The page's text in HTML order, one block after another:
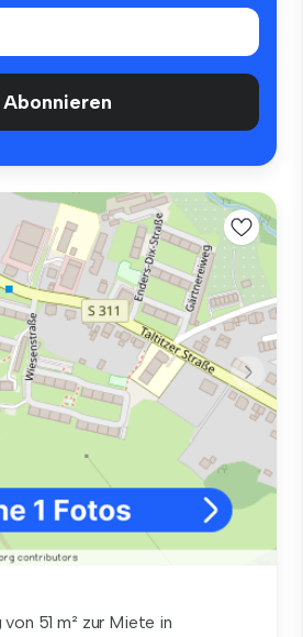
Abonnieren
51 m² zur Miete in